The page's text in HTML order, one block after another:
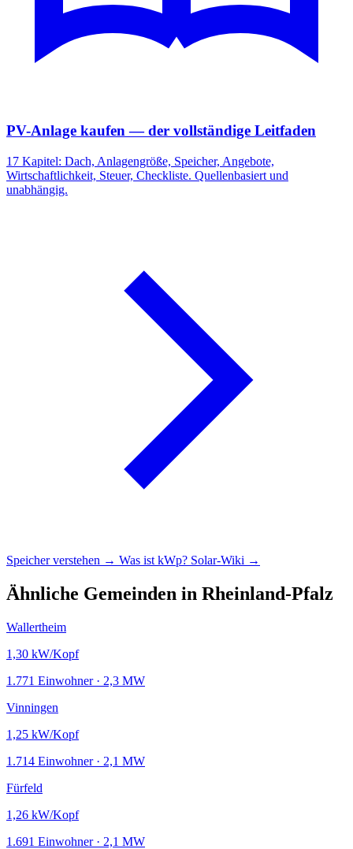
PV-Anlage kaufen — der vollständige Leitfaden
17 Kapitel: Dach, Anlagengröße, Speicher, Angebote,
Wirtschaftlichkeit, Steuer, Checkliste. Quellenbasiert und
unabhängig.
Speicher verstehen → Was ist kWp? Solar-Wiki →
Ähnliche Gemeinden in Rheinland-Pfalz
Wallertheim
1,30 kW/Kopf
1.771 Einwohner · 2,3 MW
Vinningen
1,25 kW/Kopf
1.714 Einwohner · 2,1 MW
Fürfeld
1,26 kW/Kopf
1.691 Einwohner · 2,1 MW